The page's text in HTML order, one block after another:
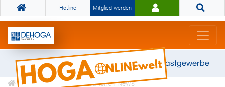
Hotline Mitglied werden
Gemeinsam stark für das Gastgewerbe
Informationen Branchen News